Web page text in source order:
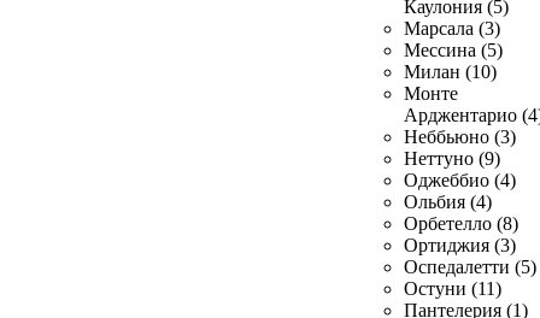
Каулония (5)
Марсала (3)
Мессина (5)
Милан (10)
Монте
Арджентарио
Неббьюно (3)
Неттуно (9)
Оджеббио (4)
Ольбия (4)
Орбетелло (8)
Ортиджия (3)
Оспедалетти (5)
Остуни (11)
Пантелерия (1)